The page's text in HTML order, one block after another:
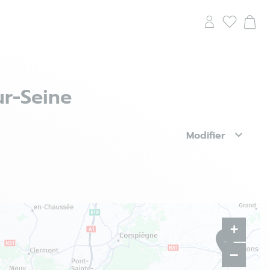
Seine
Modifier
8
+
−